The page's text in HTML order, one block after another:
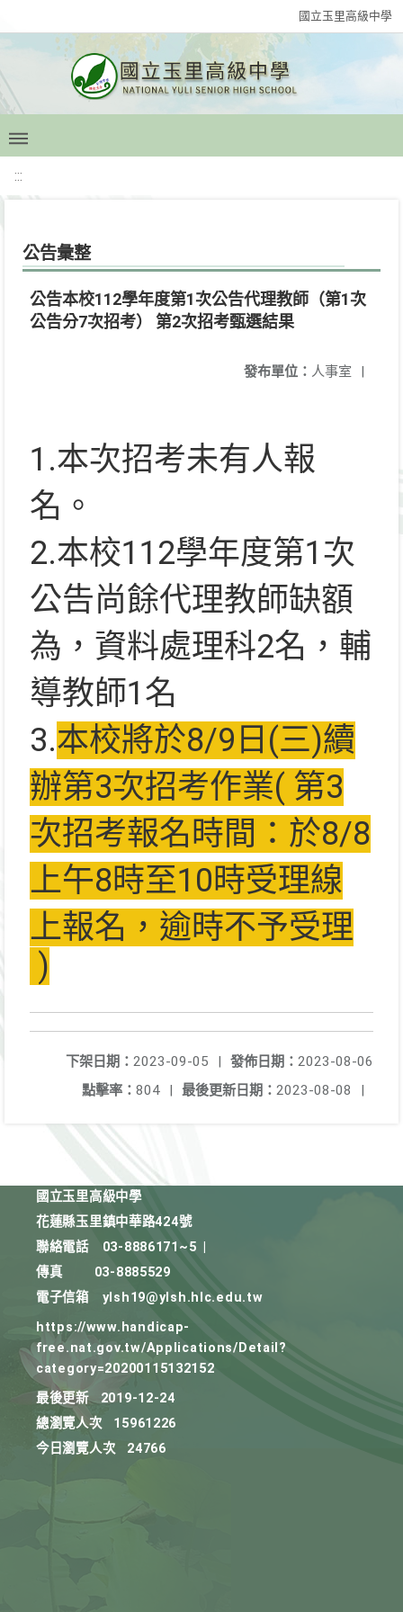
國立玉里高級中學
:::
公告彙整
公告本校112學年度第1次公告代理教師（第1次
公告分7次招考） 第2次招考甄選結果
發布單位： 人事室 |
1.本次招考未有人報
名。
2.本校112學年度第1次
公告尚餘代理教師缺額
為，資料處理科2名，輔
導教師1名
3.本校將於8/9日(三)續
辦第3次招考作業( 第3
次招考報名時間：於8/8
上午8時至10時受理線
上報名，逾時不予受理
)
發佈日期： 2023-08-06
下架日期： 2023-09-05
|
最後更新日期： 2023-08-08 |
點擊率： 804 |
國立玉里高級中學
花蓮縣玉里鎮中華路424號
聯絡電話
03-8886171~5
傳真
03-8885529
電子信箱
ylsh19@ylsh.hlc.edu.tw
https://www.handicap-
free.nat.gov.tw/Applications/Detail?
category=20200115132152
最後更新
2019-12-24
總瀏覽人次
15961226
今日瀏覽人次
24766